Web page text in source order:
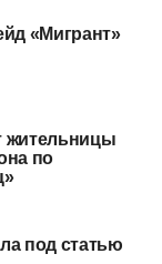
«Мигрант»
жительницы
по
под статью